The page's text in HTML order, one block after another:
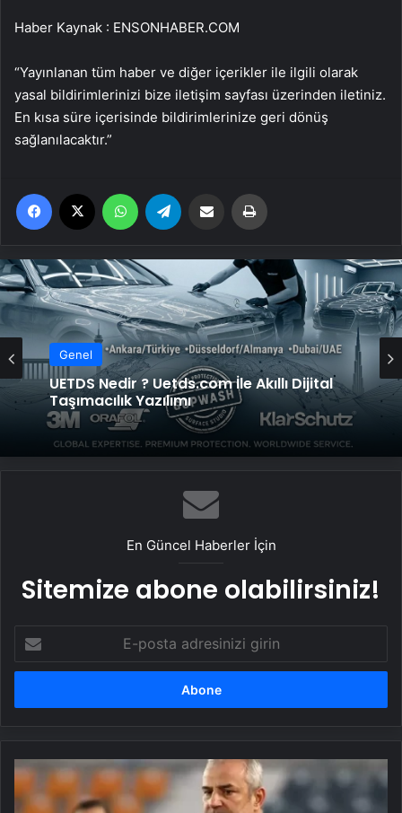
Haber Kaynak : ENSONHABER.COM
“Yayınlanan tüm haber ve diğer içerikler ile ilgili olarak
yasal bildirimlerinizi bize iletişim sayfası üzerinden iletiniz.
En kısa süre içerisinde bildirimlerinize geri dönüş
sağlanılacaktır.”
Facebook WhatsApp Email'den paylaş
Genel
UETDS Nedir ? Uetds.com İle Akıllı Dijital
Genel
Datahost İle Güvenilir Sunucu Hizmetleri
En Güncel Haberler İçin
Sitemize abone olabilirsiniz!
posta
adresinizi
İran'da
derbi
kazanan